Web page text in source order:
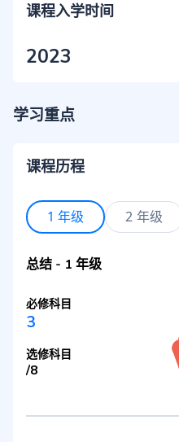
课程入学时间
2023
学习重点
课程历程
1 年级 2 年级
总结 - 1 年级
必修科目
3
选修科目
/8